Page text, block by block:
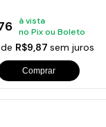
à vista
no Pix ou Boleto
R$9,87 sem juros
Comprar